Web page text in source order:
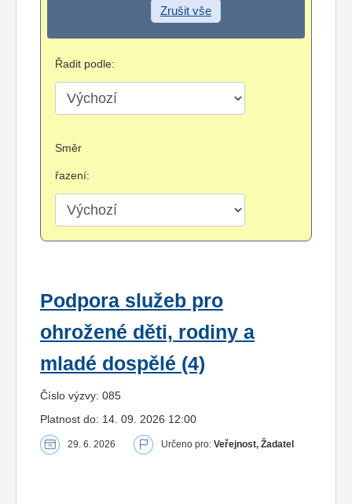
Zrušit vše
Řadit podle:
Směr
řazení:
Podpora služeb pro
ohrožené děti, rodiny a
mladé dospělé (4)
Číslo výzvy: 085
Platnost do: 14. 09. 2026 12:00
29. 6. 2026 Určeno pro: Veřejnost, Žadatel